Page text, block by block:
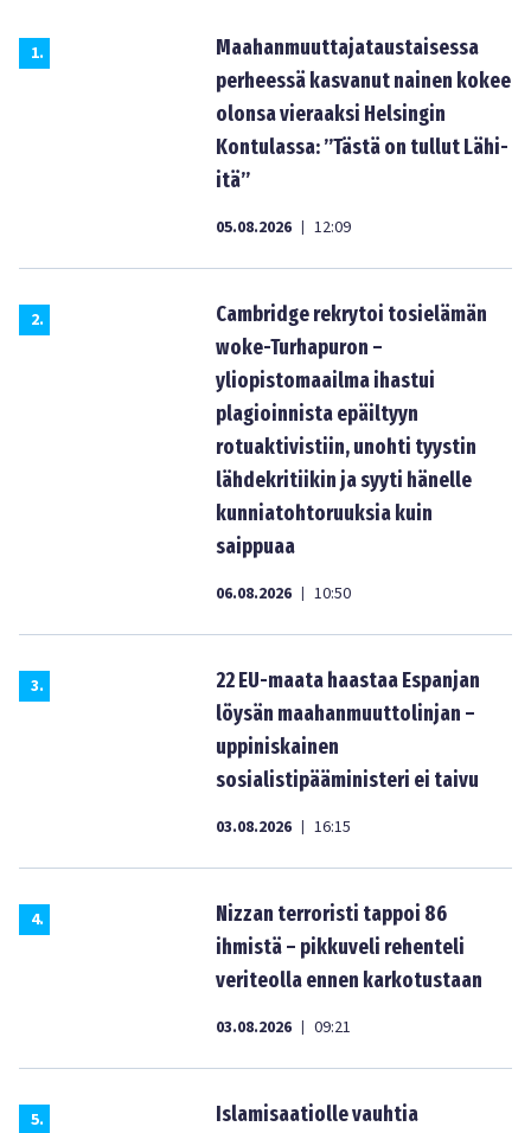
1.
Maahanmuuttajataustaisessa
perheessä kasvanut nainen kokee
olonsa vieraaksi Helsingin
Kontulassa: ”Tästä on tullut Lähi-
itä”
05.08.2026 | 12:09
2.
Cambridge rekrytoi tosielämän
woke-Turhapuron –
yliopistomaailma ihastui
plagioinnista epäiltyyn
rotuaktivistiin, unohti tyystin
lähdekritiikin ja syyti hänelle
kunniatohtoruuksia kuin
saippuaa
06.08.2026 | 10:50
3.
22 EU-maata haastaa Espanjan
löysän maahanmuuttolinjan –
uppiniskainen
sosialistipääministeri ei taivu
03.08.2026 | 16:15
4.
Nizzan terroristi tappoi 86
ihmistä – pikkuveli rehenteli
veriteolla ennen karkotustaan
03.08.2026 | 09:21
5.
Islamisaatiolle vauhtia